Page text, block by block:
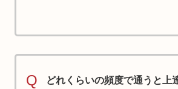
Q どれくらいの頻度で通うと上